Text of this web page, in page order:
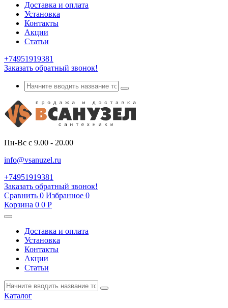
Доставка и оплата
Установка
Контакты
Акции
Статьи
+74951919381
Заказать обратный звонок!
Пн-Вс с 9.00 - 20.00
info@vsanuzel.ru
+74951919381
Заказать обратный звонок!
Сравнить 0 Избранное 0
Корзина 0 0 Р
Доставка и оплата
Установка
Контакты
Акции
Статьи
Каталог